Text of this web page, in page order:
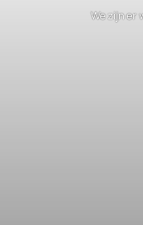
We zijn er